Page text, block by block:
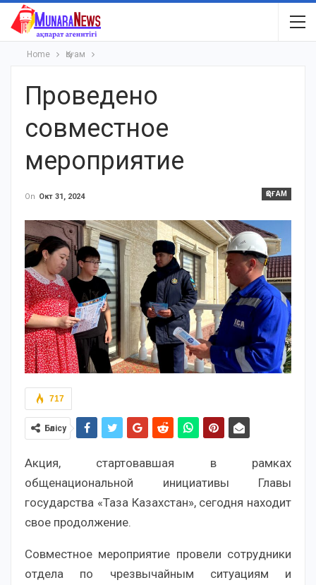
Home Қоғам
Проведено
совместное
мероприятие
ҚОҒАМ
On Окт 31, 2024
717
Бөлісу
Акция, стартовавшая в рамках
общенациональной инициативы Главы
государства «Таза Казахстан», сегодня находит
свое продолжение.
Совместное мероприятие провели сотрудники
отдела по чрезвычайным ситуациям и